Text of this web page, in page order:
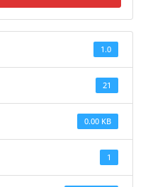
1.0
21
0.00 KB
1